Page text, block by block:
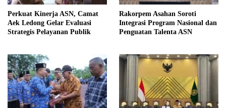
Perkuat Kinerja ASN, Camat
Aek Ledong Gelar Evaluasi
Strategis Pelayanan Publik
Rakorpem Asahan Soroti
Integrasi Program Nasional dan
Penguatan Talenta ASN